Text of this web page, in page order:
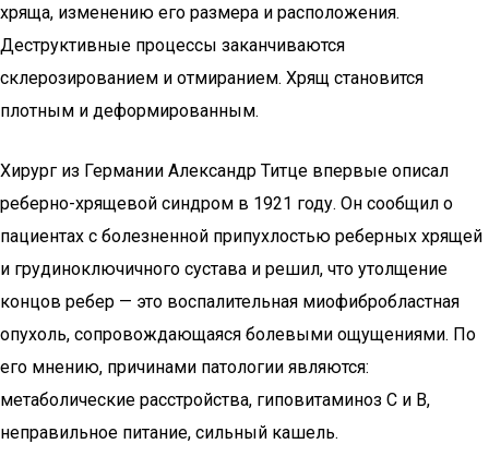
хряща, изменению его размера и расположения.
Деструктивные процессы заканчиваются
склерозированием и отмиранием. Хрящ становится
плотным и деформированным.
Хирург из Германии Александр Титце впервые описал
реберно-хрящевой синдром в 1921 году. Он сообщил о
пациентах с болезненной припухлостью реберных хрящей
и грудиноключичного сустава и решил, что утолщение
концов ребер — это воспалительная миофибробластная
опухоль, сопровождающаяся болевыми ощущениями. По
его мнению, причинами патологии являются:
метаболические расстройства, гиповитаминоз С и В,
неправильное питание, сильный кашель.